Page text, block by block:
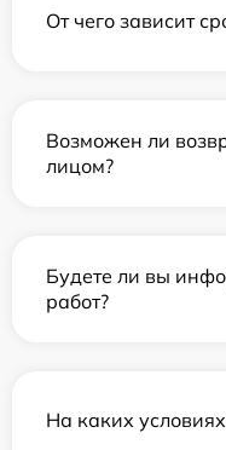
От чего зависит
Возможен ли
лицом?
Будете ли вы
работ?
На каких